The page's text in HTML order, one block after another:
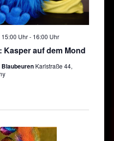
Kasper auf dem Mond
Uhr- 16:00 Uhr
Karlstraße 44,